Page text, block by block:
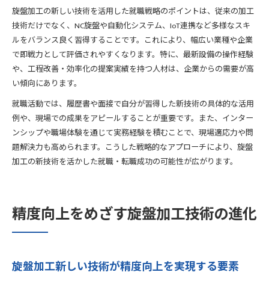
旋盤加工の新しい技術を活用した就職戦略のポイントは、従来の加工
技術だけでなく、NC旋盤や自動化システム、IoT連携など多様なスキ
ルをバランス良く習得することです。これにより、幅広い業種や企業
で即戦力として評価されやすくなります。特に、最新設備の操作経験
や、工程改善・効率化の提案実績を持つ人材は、企業からの需要が高
い傾向にあります。
就職活動では、履歴書や面接で自分が習得した新技術の具体的な活用
例や、現場での成果をアピールすることが重要です。また、インター
ンシップや職場体験を通じて実務経験を積むことで、現場適応力や問
題解決力も高められます。こうした戦略的なアプローチにより、旋盤
加工の新技術を活かした就職・転職成功の可能性が広がります。
精度向上をめざす旋盤加工技術の進化
旋盤加工新しい技術が精度向上を実現する要素